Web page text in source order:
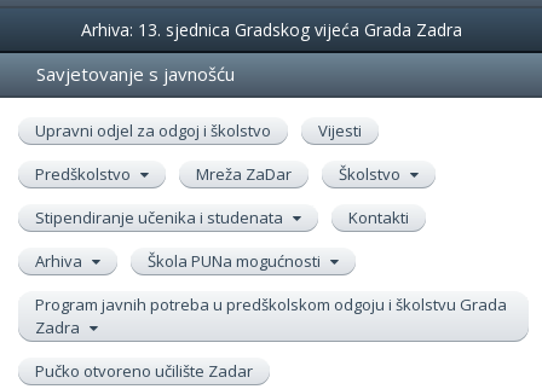
Događanja
Arhiva: 13. sjednica Gradskog vijeća Grada Zadra
Savjetovanje s javnošću
Upravni odjel za odgoj i školstvo
Vijesti
Predškolstvo
Mreža ZaDar
Školstvo
Stipendiranje učenika i studenata
Kontakti
Arhiva
Škola PUNa mogućnosti
Program javnih potreba u predškolskom odgoju i školstvu Grada
Zadra
Pučko otvoreno učilište Zadar